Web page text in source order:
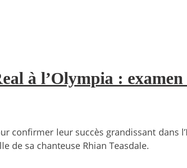
à l’Olympia : examen
confirmer leur succès grandissant dans
de sa chanteuse Rhian Teasdale.